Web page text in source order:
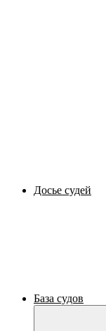
Досье судей
База судов